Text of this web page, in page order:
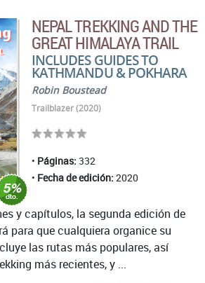
NEPAL TREKKING AND THE
GREAT HIMALAYA TRAIL
INCLUDES GUIDES TO
KATHMANDU & POKHARA
Robin Boustead
Trailblazer (2020)
Páginas: 332
Fecha de edición: 2020
y capítulos, la segunda edición de
para que cualquiera organice su
las rutas más populares, así
más recientes, y ...